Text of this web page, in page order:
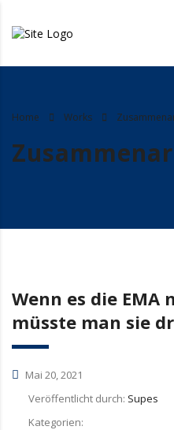
Home Works
Wenn es die EMA
müsste man sie
Mai 20, 2021
Veröffentlicht durch: Supes
Kategorien: